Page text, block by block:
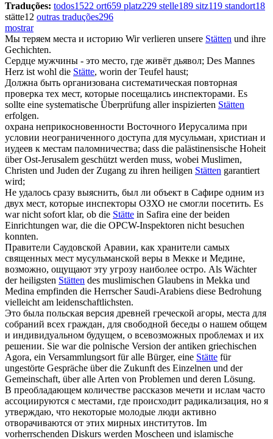
Traduções: todos1522 ort659 platz229 stelle189 sitz119 standort18
stätte12 outras traduções296
mostrar
Мы теряем места и историю Wir verlieren unsere Stätten und ihre
Gechichten.
Сердце мужчины - это место, где живёт дьявол; Des Mannes
Herz ist wohl die Stätte, worin der Teufel haust;
Должна быть организована систематическая повторная
проверка тех мест, которые посещались инспекторами. Es
sollte eine systematische Überprüfung aller inspizierten Stätten
erfolgen.
охрана неприкосновенности Восточного Иерусалима при
условии неограниченного доступа для мусульман, христиан и
иудеев к местам паломничества; dass die palästinensische Hoheit
über Ost-Jerusalem geschützt werden muss, wobei Muslimen,
Christen und Juden der Zugang zu ihren heiligen Stätten garantiert
wird;
Не удалось сразу выяснить, был ли объект в Сафире одним из
двух мест, которые инспекторы ОЗХО не смогли посетить. Es
war nicht sofort klar, ob die Stätte in Safira eine der beiden
Einrichtungen war, die die OPCW-Inspektoren nicht besuchen
konnten.
Правители Саудовской Аравии, как хранители самых
священных мест мусульманской веры в Мекке и Медине,
возможно, ощущают эту угрозу наиболее остро. Als Wächter
der heiligsten Stätten des muslimischen Glaubens in Mekka und
Medina empfinden die Herrscher Saudi-Arabiens diese Bedrohung
vielleicht am leidenschaftlichsten.
Это была польская версия древней греческой агоры, места для
собраний всех граждан, для свободной беседы о нашем общем
и индивидуальном будущем, о всевозможных проблемах и их
решении. Sie war die polnische Version der antiken griechischen
Agora, ein Versammlungsort für alle Bürger, eine Stätte für
ungestörte Gespräche über die Zukunft des Einzelnen und der
Gemeinschaft, über alle Arten von Problemen und deren Lösung.
В преобладающем количестве рассказов мечети и ислам часто
ассоциируются с местами, где происходит радикализация, но я
утверждаю, что некоторые молодые люди активно
отворачиваются от этих мирных институтов. Im
vorherrschenden Diskurs werden Moscheen und islamische